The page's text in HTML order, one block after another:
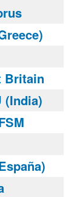
Britain
(India)